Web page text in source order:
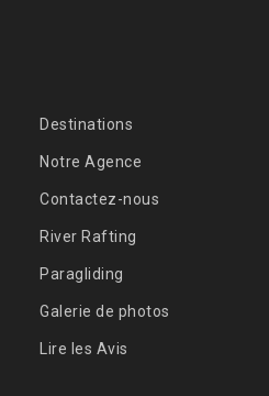
Destinations
Notre Agence
Contactez-nous
River Rafting
Paragliding
Galerie de photos
Lire les Avis